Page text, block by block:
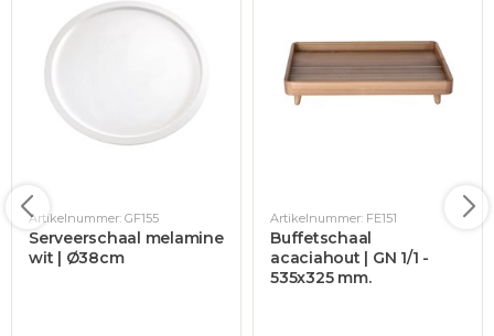
Artikelnummer: GF155
Serveerschaal melamine
wit | Ø38cm
Artikelnummer: FE151
Buffetschaal
acaciahout | GN 1/1 -
535x325 mm.